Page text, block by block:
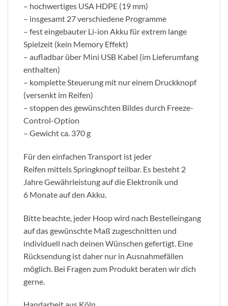
– hochwertiges USA HDPE (19 mm)
– insgesamt 27 verschiedene Programme
– fest eingebauter Li-ion Akku für extrem lange
Spielzeit (kein Memory Effekt)
– aufladbar über Mini USB Kabel (im Lieferumfang
enthalten)
– komplette Steuerung mit nur einem Druckknopf
(versenkt im Reifen)
– stoppen des gewünschten Bildes durch Freeze-
Control-Option
– Gewicht ca. 370 g
Für den einfachen Transport ist jeder
Reifen mittels Springknopf teilbar. Es besteht 2
Jahre Gewährleistung auf die Elektronik und
6 Monate auf den Akku.
Bitte beachte, jeder Hoop wird nach Bestelleingang
auf das gewünschte Maß zugeschnitten und
individuell nach deinen Wünschen gefertigt. Eine
Rücksendung ist daher nur in Ausnahmefällen
möglich. Bei Fragen zum Produkt beraten wir dich
gerne.